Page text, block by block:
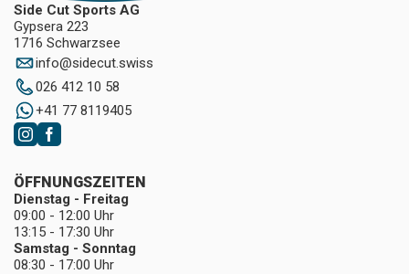
Side Cut Sports AG
Gypsera 223
1716 Schwarzsee
info@sidecut.swiss
026 412 10 58
+41 77 8119405
ÖFFNUNGSZEITEN
Dienstag - Freitag
09:00 - 12:00 Uhr
13:15 - 17:30 Uhr
Samstag - Sonntag
08:30 - 17:00 Uhr